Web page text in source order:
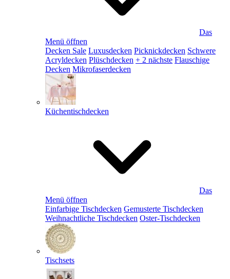
Das
Menü öffnen
Decken Sale Luxusdecken Picknickdecken Schwere
Acryldecken Plüschdecken + 2 nächste Flauschige
Decken Mikrofaserdecken
Küchentischdecken
Das
Menü öffnen
Einfarbige Tischdecken Gemusterte Tischdecken
Weihnachtliche Tischdecken Oster-Tischdecken
Tischsets